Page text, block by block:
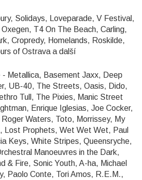
Solidays, Loveparade, V Festival,
T4 On The Beach, Carling,
Cropredy, Homelands, Roskilde,
of Ostrava a další
- Metallica, Basement Jaxx, Deep
UB-40, The Streets, Oasis, Dido,
Tull, The Pixies, Manic Street
Enrique Iglesias, Joe Cocker,
Roger Waters, Toto, Morrissey, My
Lost Prophets, Wet Wet Wet, Paul
Keys, White Stripes, Queensryche,
Manoeuvres in the Dark,
& Fire, Sonic Youth, A-ha, Michael
Paolo Conte, Tori Amos, R.E.M.,